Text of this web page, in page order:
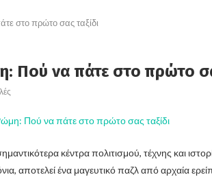
στο πρώτο σας ταξίδι
Πού να πάτε στο πρώτο
κέντρα πολιτισμού, τέχνης και
αποτελεί ένα μαγευτικό παζλ από αρχαία